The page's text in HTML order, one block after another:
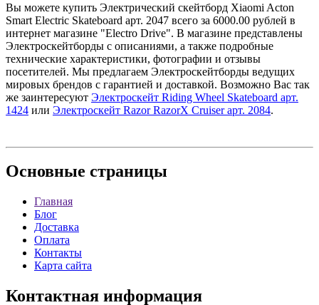
Вы можете купить Электрический скейтборд Xiaomi Acton
Smart Electric Skateboard арт. 2047 всего за 6000.00 рублей в
интернет магазине "Electro Drive". В магазине представлены
Электроскейтборды с описаниями, а также подробные
технические характеристики, фотографии и отзывы
посетителей. Мы предлагаем Электроскейтборды ведущих
мировых брендов с гарантией и доставкой. Возможно Вас так
же заинтересуют Электроскейт Riding Wheel Skateboard арт.
1424 или Электроскейт Razor RazorX Cruiser арт. 2084.
Основные страницы
Главная
Блог
Доставка
Оплата
Контакты
Карта сайта
Контактная информация